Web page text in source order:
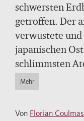
schwersten
getroffen. Der
verwüstete
japanischen
schlimmsten
„Fukushima“
Fragilität selbst
Mehr
Von Florian Coulmas